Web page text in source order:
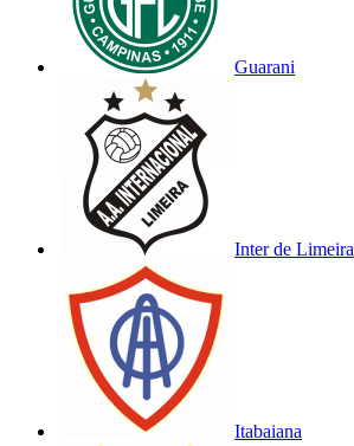
Guarani
Inter de Limeira
Itabaiana